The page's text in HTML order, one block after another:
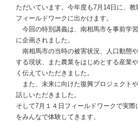
ただいています。今年度も7月14日に、
フィールドワークに出かけます。
今回の特別講義は、南相馬市を事前学
に企画されました。
南相馬市の当時の被害状況、人口動態
する現状、また農業をはじめとする産業
く伝えていただきました。
また、未来に向けた復興プロジェクト
話しいただきました。
そして7月１４日フィールドワークで実際
をみんなで体験してきます。